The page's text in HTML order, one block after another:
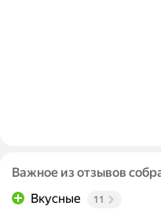
Важное из отзывов
Вкусные
11